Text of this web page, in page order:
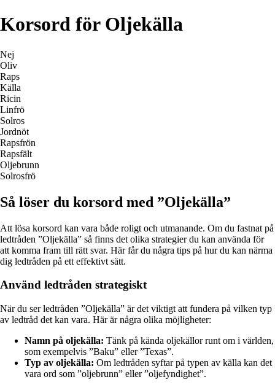
Korsord för Oljekälla
Nej
Oliv
Raps
Källa
Ricin
Linfrö
Solros
Jordnöt
Rapsfrön
Rapsfält
Oljebrunn
Solrosfrö
Så löser du korsord med ”Oljekälla”
Att lösa korsord kan vara både roligt och utmanande. Om du fastnat på
ledtråden ”Oljekälla” så finns det olika strategier du kan använda för
att komma fram till rätt svar. Här får du några tips på hur du kan närma
dig ledtråden på ett effektivt sätt.
Använd ledtråden strategiskt
När du ser ledtråden ”Oljekälla” är det viktigt att fundera på vilken typ
av ledtråd det kan vara. Här är några olika möjligheter:
Namn på oljekälla: Tänk på kända oljekällor runt om i världen,
som exempelvis ”Baku” eller ”Texas”.
Typ av oljekälla: Om ledtråden syftar på typen av källa kan det
vara ord som ”oljebrunn” eller ”oljefyndighet”.